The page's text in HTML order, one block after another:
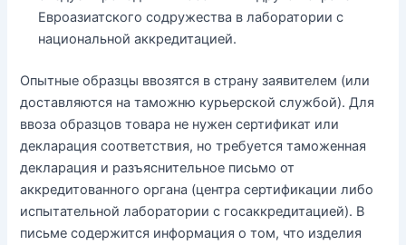
Евроазиатского содружества в лаборатории с
национальной аккредитацией.
Опытные образцы ввозятся в страну заявителем (или
доставляются на таможню курьерской службой). Для
ввоза образцов товара не нужен сертификат или
декларация соответствия, но требуется таможенная
декларация и разъяснительное письмо от
аккредитованного органа (центра сертификации либо
испытательной лаборатории с госаккредитацией). В
письме содержится информация о том, что изделия